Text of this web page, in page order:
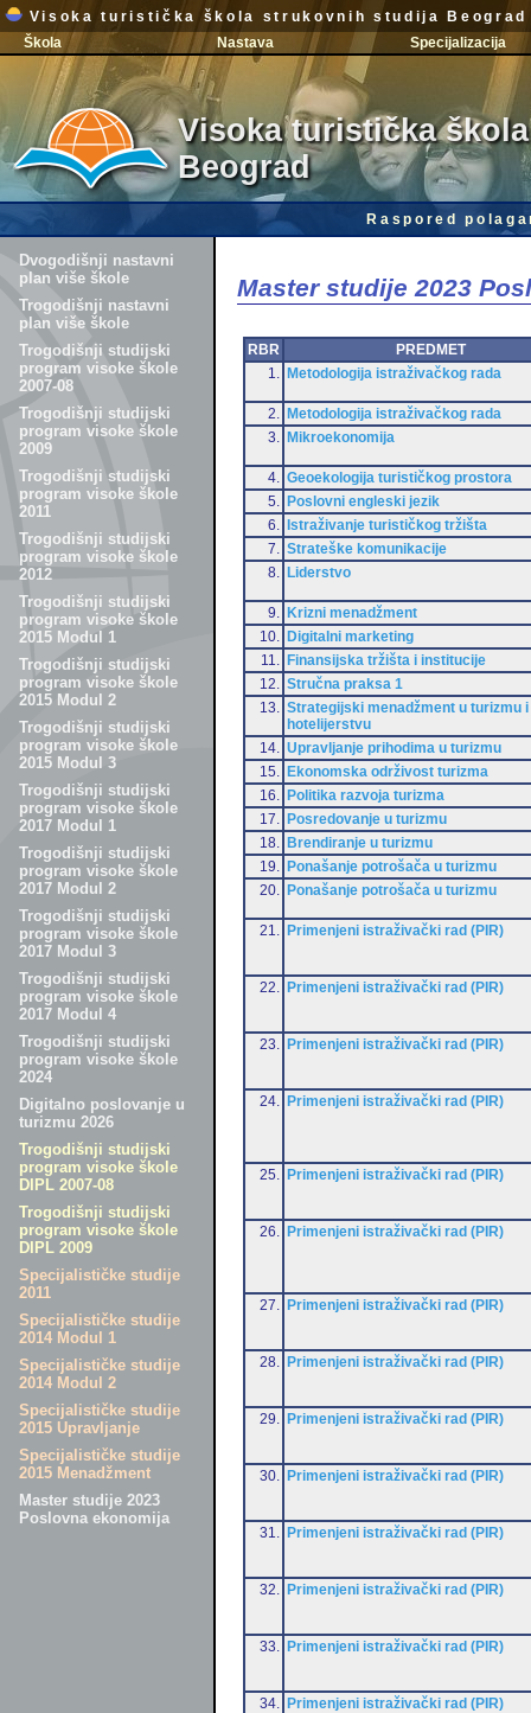
Visoka turistička škola strukovnih studija Beograd
Škola
Nastava Specijalizacija
Visoka turistička
Beograd
Raspored
Dvogodišnji nastavni
plan više škole
Trogodišnji nastavni
plan više škole
Trogodišnji studijski
program visoke škole
2007-08
Trogodišnji studijski
program visoke škole
2009
Trogodišnji studijski
program visoke škole
2011
Trogodišnji studijski
program visoke škole
2012
Trogodišnji studijski
program visoke škole
2015 Modul 1
Trogodišnji studijski
program visoke škole
2015 Modul 2
Trogodišnji studijski
program visoke škole
2015 Modul 3
Trogodišnji studijski
program visoke škole
2017 Modul 1
Trogodišnji studijski
program visoke škole
2017 Modul 2
Trogodišnji studijski
program visoke škole
2017 Modul 3
Trogodišnji studijski
program visoke škole
2017 Modul 4
Trogodišnji studijski
program visoke škole
2024
Digitalno poslovanje u
turizmu 2026
Trogodišnji studijski
program visoke škole
DIPL 2007-08
Trogodišnji studijski
program visoke škole
DIPL 2009
Specijalističke studije
2011
Specijalističke studije
2014 Modul 1
Specijalističke studije
2014 Modul 2
Specijalističke studije
2015 Upravljanje
Specijalističke studije
2015 Menadžment
Master studije 2023
Poslovna ekonomija
Master studije 2023
RBR
PREDMET
1.
Metodologija istraživačkog rada
2.
Metodologija istraživačkog rada
3.
Mikroekonomija
4.
Geoekologija turističkog prostora
5.
Poslovni engleski jezik
6.
Istraživanje turističkog tržišta
7.
Strateške komunikacije
8.
Liderstvo
9.
Krizni menadžment
10.
Digitalni marketing
11.
Finansijska tržišta i institucije
12.
Stručna praksa 1
13.
Strategijski menadžment u turizmu i
hotelijerstvu
14.
Upravljanje prihodima u turizmu
15.
Ekonomska održivost turizma
16.
Politika razvoja turizma
17.
Posredovanje u turizmu
18.
Brendiranje u turizmu
19.
Ponašanje potrošača u turizmu
20.
Ponašanje potrošača u turizmu
21. Primenjeni istraživački rad (PIR)
22. Primenjeni istraživački rad (PIR)
23. Primenjeni istraživački rad (PIR)
24. Primenjeni istraživački rad (PIR)
25. Primenjeni istraživački rad (PIR)
26. Primenjeni istraživački rad (PIR)
27. Primenjeni istraživački rad (PIR)
28. Primenjeni istraživački rad (PIR)
29. Primenjeni istraživački rad (PIR)
30. Primenjeni istraživački rad (PIR)
31. Primenjeni istraživački rad (PIR)
32. Primenjeni istraživački rad (PIR)
33. Primenjeni istraživački rad (PIR)
34. Primenjeni istraživački rad (PIR)